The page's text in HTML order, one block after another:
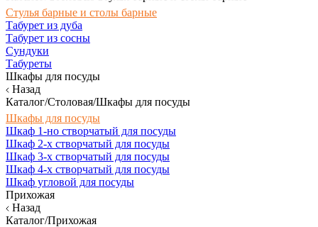
Стулья барные и столы барные
Табурет из дуба
Табурет из сосны
Сундуки
Табуреты
Шкафы для посуды
Назад
Каталог/Столовая/Шкафы для посуды
Шкафы для посуды
Шкаф 1-но створчатый для посуды
Шкаф 2-х створчатый для посуды
Шкаф 3-х створчатый для посуды
Шкаф 4-х створчатый для посуды
Шкаф угловой для посуды
Прихожая
Назад
Каталог/Прихожая